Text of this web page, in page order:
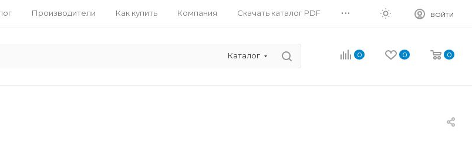
Производители Как купить Компания Скачать каталог PDF ... ВОЙТИ
Каталог 0 0 0